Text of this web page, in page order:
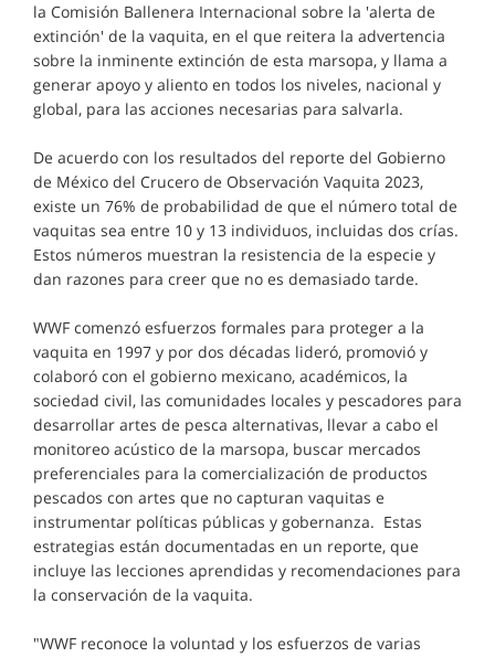
la Comisión Ballenera Internacional sobre la 'alerta de
extinción' de la vaquita, en el que reitera la advertencia
sobre la inminente extinción de esta marsopa, y llama a
generar apoyo y aliento en todos los niveles, nacional y
global, para las acciones necesarias para salvarla.
De acuerdo con los resultados del reporte del Gobierno
de México del Crucero de Observación Vaquita 2023,
existe un 76% de probabilidad de que el número total de
vaquitas sea entre 10 y 13 individuos, incluidas dos crías.
Estos números muestran la resistencia de la especie y
dan razones para creer que no es demasiado tarde.
WWF comenzó esfuerzos formales para proteger a la
vaquita en 1997 y por dos décadas lideró, promovió y
colaboró con el gobierno mexicano, académicos, la
sociedad civil, las comunidades locales y pescadores para
desarrollar artes de pesca alternativas, llevar a cabo el
monitoreo acústico de la marsopa, buscar mercados
preferenciales para la comercialización de productos
pescados con artes que no capturan vaquitas e
instrumentar políticas públicas y gobernanza. Estas
estrategias están documentadas en un reporte, que
incluye las lecciones aprendidas y recomendaciones para
la conservación de la vaquita.
"WWF reconoce la voluntad y los esfuerzos de varias